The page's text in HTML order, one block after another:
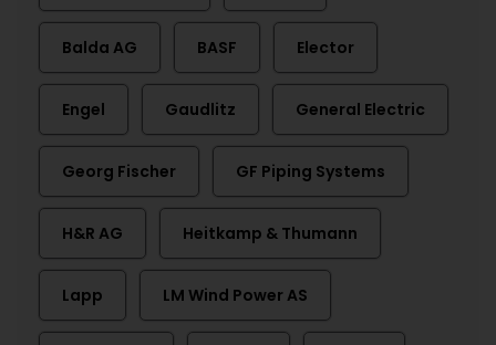
Balda AG BASF Elector
Engel Gaudlitz General Electric
Georg Fischer GF Piping Systems
H&R AG Heitkamp & Thumann
Lapp LM Wind Power AS